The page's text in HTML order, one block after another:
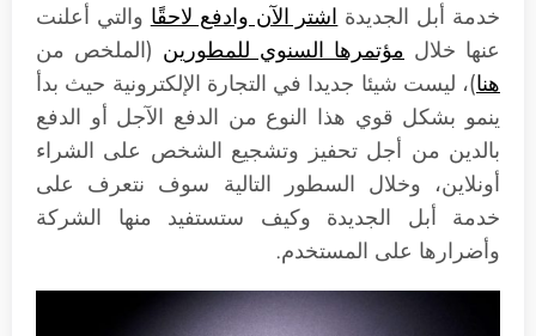
خدمة أبل الجديدة اشتر الآن وادفع لاحقًا والتي أعلنت
عنها خلال مؤتمرها السنوي للمطورين (الملخص من
هنا)، ليست شيئا جديدا في التجارة الإلكترونية حيث بدأ
ينمو بشكل قوي هذا النوع من الدفع الآجل أو الدفع
بالدين من أجل تحفيز وتشجيع الشخص على الشراء
أونلاين، وخلال السطور التالية سوف نتعرف على
خدمة أبل الجديدة وكيف ستستفيد منها الشركة
وأضرارها على المستخدم.